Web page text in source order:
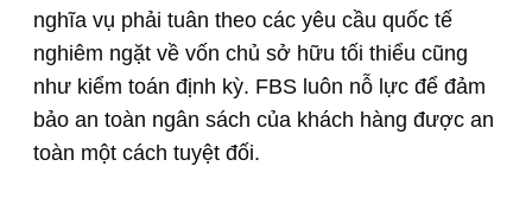
nghĩa vụ phải tuân theo các yêu cầu quốc tế
nghiêm ngặt về vốn chủ sở hữu tối thiểu cũng
như kiểm toán định kỳ. FBS luôn nỗ lực để đảm
bảo an toàn ngân sách của khách hàng được an
toàn một cách tuyệt đối.